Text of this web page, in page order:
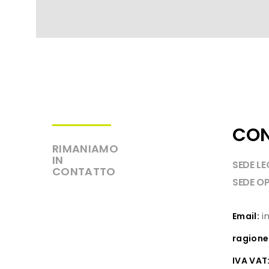
RIMANIAMO
IN
CONTATTO
SEDE
SEDE
Email:
IVA